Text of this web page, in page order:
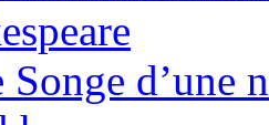
Songe d’une